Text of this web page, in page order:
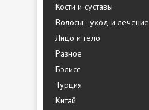
Кости и суставы
Волосы - уход и лечение
Лицо и тело
Разное
Бэлисс
Турция
Китай